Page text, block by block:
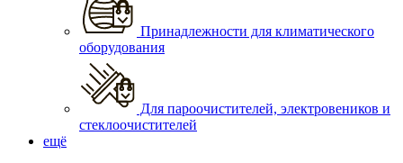
Принадлежности для климатического
оборудования
Для пароочистителей, электровеников и
стеклоочистителей
ещё